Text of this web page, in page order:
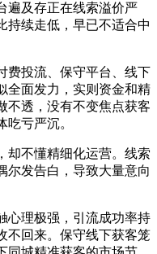
遍及存正在线索溢价严
持续走低，早已不适合中
投流、保守平台、线下
全面发力，实则资金和精
不透，没有不变焦点获客
亏严沉。
不懂精细化运营。线索
尔发告白，导致大量意向
理极强，引流成功率持
不回来。保守线下获客笼